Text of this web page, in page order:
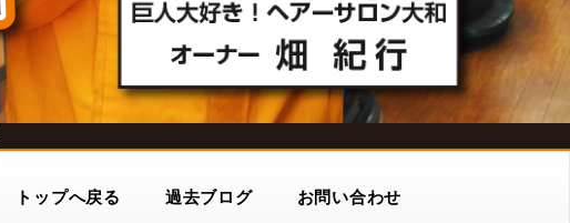
トップへ戻る 過去ブログ お問い合わせ